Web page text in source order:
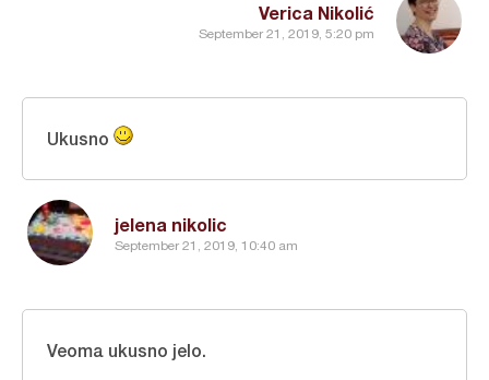
Verica Nikolić
September 21, 2019, 5:20 pm
jelena nikolic
September 21, 2019, 10:40 am
Ukusno
Veoma ukusno jelo.